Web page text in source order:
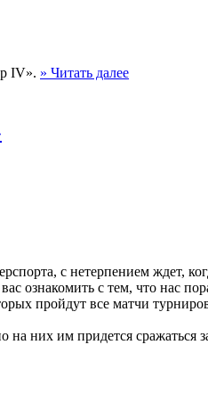
IV». » Читать далее
с нетерпением ждет,
ознакомить с тем, что нас
пройдут все матчи
на них им придется сражаться